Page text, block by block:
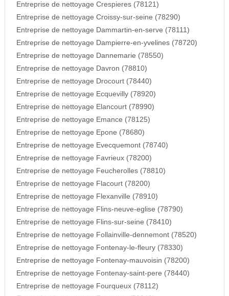
Entreprise de nettoyage Crespieres (78121)
Entreprise de nettoyage Croissy-sur-seine (78290)
Entreprise de nettoyage Dammartin-en-serve (78111)
Entreprise de nettoyage Dampierre-en-yvelines (78720)
Entreprise de nettoyage Dannemarie (78550)
Entreprise de nettoyage Davron (78810)
Entreprise de nettoyage Drocourt (78440)
Entreprise de nettoyage Ecquevilly (78920)
Entreprise de nettoyage Elancourt (78990)
Entreprise de nettoyage Emance (78125)
Entreprise de nettoyage Epone (78680)
Entreprise de nettoyage Evecquemont (78740)
Entreprise de nettoyage Favrieux (78200)
Entreprise de nettoyage Feucherolles (78810)
Entreprise de nettoyage Flacourt (78200)
Entreprise de nettoyage Flexanville (78910)
Entreprise de nettoyage Flins-neuve-eglise (78790)
Entreprise de nettoyage Flins-sur-seine (78410)
Entreprise de nettoyage Follainville-dennemont (78520)
Entreprise de nettoyage Fontenay-le-fleury (78330)
Entreprise de nettoyage Fontenay-mauvoisin (78200)
Entreprise de nettoyage Fontenay-saint-pere (78440)
Entreprise de nettoyage Fourqueux (78112)